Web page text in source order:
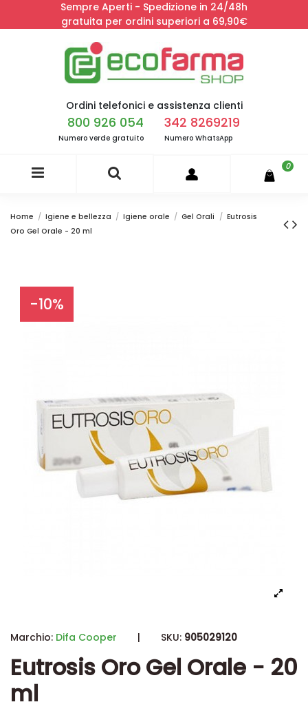
Sempre Aperti - Spedizione in 24/48h
gratuita per ordini superiori a 69,90€
Ordini telefonici e assistenza clienti
800 926 054
Numero verde gratuito
342 8269219
Numero WhatsApp
0
Home Igiene e bellezza Igiene orale Gel Orali
Eutrosis
Oro Gel Orale - 20 ml
-10%
Marchio: Difa Cooper | SKU: 905029120
Eutrosis Oro Gel Orale - 20
ml